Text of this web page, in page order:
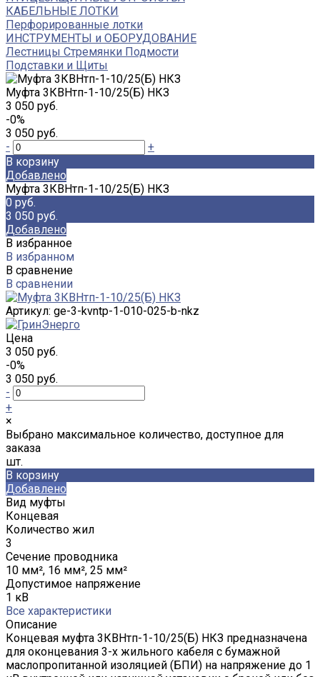
КАБЕЛЬНЫЕ ЛОТКИ
Перфорированные лотки
ИНСТРУМЕНТЫ и ОБОРУДОВАНИЕ
Лестницы Стремянки Подмости
Подставки и Щиты
Муфта 3КВНтп-1-10/25(Б) НКЗ
3 050 руб.
-0%
3 050 руб.
-
+
В корзину
Добавлено
Муфта 3КВНтп-1-10/25(Б) НКЗ
0 руб.
3 050 руб.
Добавлено
В избранное
В избранном
В сравнение
В сравнении
Артикул: ge-3-kvntp-1-010-025-b-nkz
Цена
3 050 руб.
-0%
3 050 руб.
-
+
×
Выбрано максимальное количество, доступное для
заказа
шт.
В корзину
Добавлено
Вид муфты
Концевая
Количество жил
3
Сечение проводника
10 мм², 16 мм², 25 мм²
Допустимое напряжение
1 кВ
Все характеристики
Описание
Концевая муфта 3КВНтп-1-10/25(Б) НКЗ предназначена
для оконцевания 3-х жильного кабеля с бумажной
маслопропитанной изоляцией (БПИ) на напряжение до 1